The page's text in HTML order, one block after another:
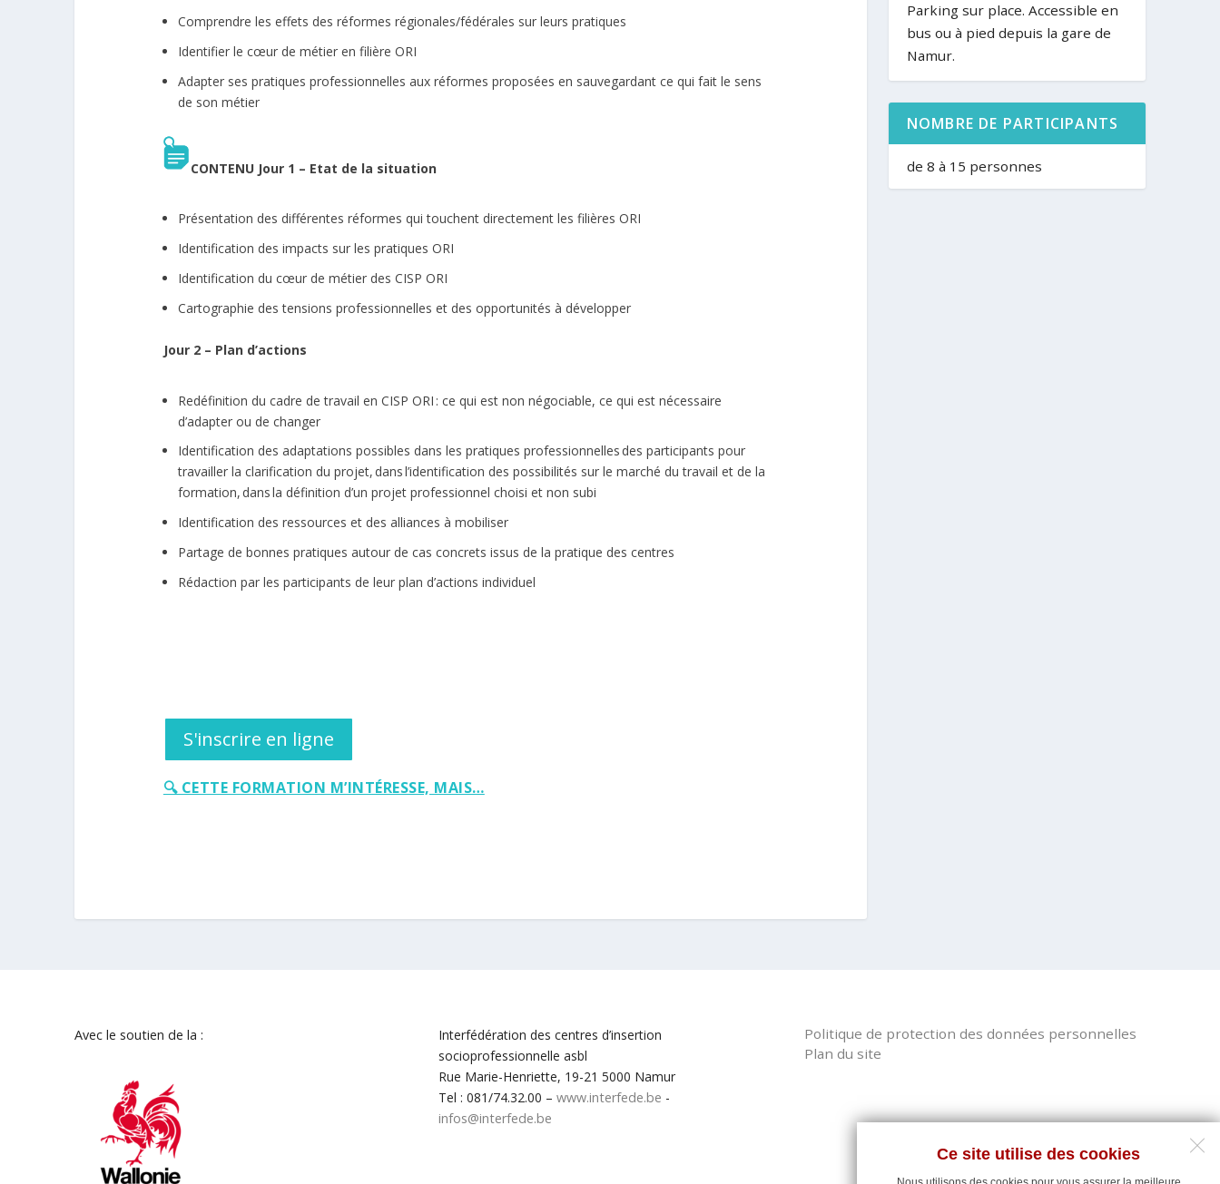
Ce site utilise des cookies
Comprendre les effets des réformes régionales/fédérales sur leurs pratiques
Identifier le cœur de métier en filière ORI
Adapter ses pratiques professionnelles aux réformes proposées en sauvegardant ce qui fait le sens
de son métier
CONTENU Jour 1 – Etat de la situation
Présentation des différentes réformes qui touchent directement les filières ORI
Identification des impacts sur les pratiques ORI
Identification du cœur de métier des CISP ORI
Cartographie des tensions professionnelles et des opportunités à développer
Jour 2 – Plan d’actions
Redéfinition du cadre de travail en CISP ORI : ce qui est non négociable, ce qui est nécessaire
d’adapter ou de changer
Identification des adaptations possibles dans les pratiques professionnelles des participants pour
travailler la clarification du projet, dans l’identification des possibilités sur le marché du travail et de la
formation, dans la définition d’un projet professionnel choisi et non subi
Identification des ressources et des alliances à mobiliser
Partage de bonnes pratiques autour de cas concrets issus de la pratique des centres
Rédaction par les participants de leur plan d’actions individuel
S'inscrire en ligne
🔍 CETTE FORMATION M’INTÉRESSE, MAIS…
Parking sur place. Accessible en
bus ou à pied depuis la gare de
Namur.
NOMBRE DE PARTICIPANTS
de 8 à 15 personnes
Avec le soutien de la :
Interfédération des centres d’insertion
socioprofessionnelle asbl
Rue Marie-Henriette, 19-21 5000 Namur
Tel : 081/74.32.00 –www.interfede.be -
infos@interfede.be
Politique de protection des données personnelles
Plan du site